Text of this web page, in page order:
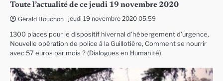
Toute l’actualité de ce jeudi 19 novembre 2020
Gérald Bouchon jeudi 19 novembre 2020 05:59
1300 places pour le dispositif hivernal d’hébergement d’urgence,
Nouvelle opération de police à la Guillotière, Comment se nourrir
avec 57 euros par mois ? (Dialogues en Humanité)